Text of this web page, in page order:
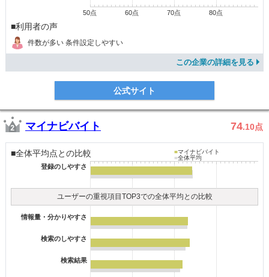
50点 60点 70点 80点
■利用者の声
件数が多い 条件設定しやすい
この企業の詳細を見る
公式サイト
マイナビバイト 74.10点
■全体平均点との比較 ■マイナビバイト
■全体平均
登録のしやすさ
ユーザーの重視項目TOP3での全体平均との比較
情報量・分かりやすさ
検索のしやすさ
検索結果